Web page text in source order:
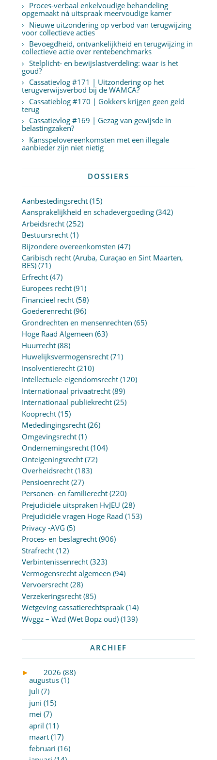
Proces-verbaal enkelvoudige behandeling
opgemaakt ná uitspraak meervoudige kamer
Nieuwe uitzondering op verbod van terugwijzing
voor collectieve acties
Bevoegdheid, ontvankelijkheid en terugwijzing in
collectieve actie over rentebenchmarks
Stelplicht- en bewijslastverdeling: waar is het
goud?
Cassatievlog #171 | Uitzondering op het
terugverwijsverbod bij de WAMCA?
Cassatieblog #170 | Gokkers krijgen geen geld
terug
Cassatievlog #169 | Gezag van gewijsde in
belastingzaken?
Kansspelovereenkomsten met een illegale
aanbieder zijn niet nietig
DOSSIERS
Aanbestedingsrecht(15)
Aansprakelijkheid en schadevergoeding(342)
Arbeidsrecht(252)
Bestuursrecht(1)
Bijzondere overeenkomsten (47)
Caribisch recht (Aruba, Curaçao en Sint Maarten,
BES)(71)
Erfrecht(47)
Europees recht(91)
Financieel recht(58)
Goederenrecht(96)
Grondrechten en mensenrechten (65)
Hoge Raad Algemeen (63)
Huurrecht(88)
Huwelijksvermogensrecht(71)
Insolventierecht(210)
Intellectuele-eigendomsrecht(120)
Internationaal privaatrecht(89)
Internationaal publiekrecht(25)
Kooprecht(15)
Mededingingsrecht(26)
Omgevingsrecht(1)
Ondernemingsrecht(104)
Onteigeningsrecht(72)
Overheidsrecht(183)
Pensioenrecht(27)
Personen- en familierecht(220)
Prejudiciële uitspraken HvJEU (28)
Prejudiciële vragen Hoge Raad (153)
Privacy -AVG (5)
Proces- en beslagrecht(906)
Strafrecht(12)
Verbintenissenrecht(323)
Vermogensrecht algemeen (94)
Vervoersrecht(28)
Verzekeringsrecht(85)
Wetgeving cassatierechtspraak(14)
Wvggz – Wzd (Wet Bopz oud)(139)
ARCHIEF
►
2026 (88)
augustus (1)
juli (7)
juni (15)
mei (7)
april (11)
maart (17)
februari (16)